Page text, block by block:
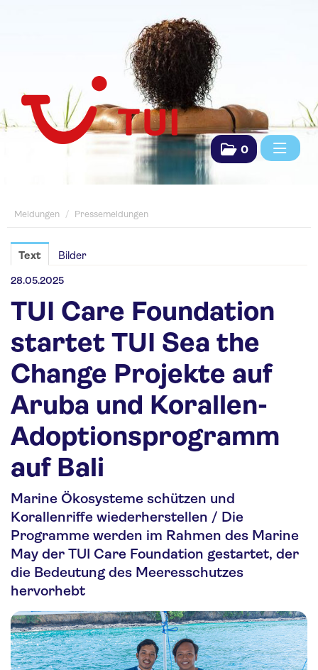
0
Saisonpräsentationen
Fachpresse
TUI Das Reisebüro
Personalia
Media
Über uns
Kontakt
Meldungen / Pressemeldungen
Text Bilder
28.05.2025
TUI Care Foundation
startet TUI Sea the
Change Projekte auf
Aruba und Korallen-
Adoptionsprogramm
auf Bali
Marine Ökosysteme schützen und
Korallenriffe wiederherstellen / Die
Programme werden im Rahmen des Marine
May der TUI Care Foundation gestartet, der
die Bedeutung des Meeresschutzes
hervorhebt